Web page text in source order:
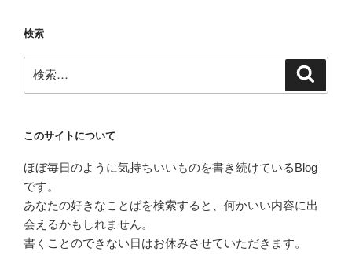
ン
検索
索:
このサイトについて
ほぼ毎日のように気持ちいいものを書き続けているBlog
です。
あなたの好きなことばを検索すると、何かいい内容に出
会えるかもしれません。
書くことのできない日はお休みさせていただきます。